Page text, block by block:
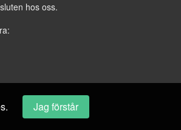
hos oss.
Jag förstår